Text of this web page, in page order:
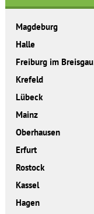
Magdeburg
Halle
Freiburg im Breisgau
Krefeld
Lübeck
Mainz
Oberhausen
Erfurt
Rostock
Kassel
Hagen